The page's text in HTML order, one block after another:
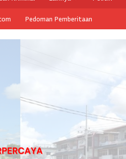
Pedoman Pemberitaan